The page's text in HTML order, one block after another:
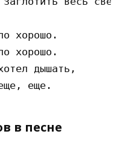
хорошо.
хорошо.
дышать,
в песне